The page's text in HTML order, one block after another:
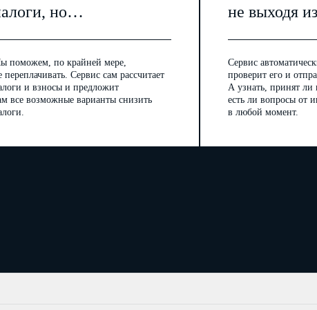
но…
поможем, по крайней мере,
переплачивать. Сервис сам рассчитает
и взносы и предложит
все возможные варианты снизить
не выходя
Сервис
проверит его и
А узнать, принят ли
есть ли вопросы от
в любой момент.